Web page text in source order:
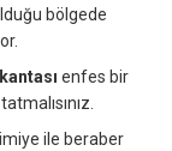
bölgede
enfes bir
ile beraber